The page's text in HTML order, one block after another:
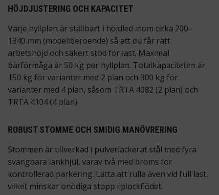
HÖJDJUSTERING OCH KAPACITET
Varje hyllplan är ställbart i höjdled inom cirka 200–
1340 mm (modellberoende) så att du får rätt
arbetshöjd och säkert stöd för last. Maximal
bärförmåga är 50 kg per hyllplan. Totalkapaciteten är
150 kg för varianter med 2 plan och 300 kg för
varianter med 4 plan, såsom TRTA 4082 (2 plan) och
TRTA 4104 (4 plan).
ROBUST STOMME OCH SMIDIG MANÖVRERING
Stommen är tillverkad i pulverlackerat stål med fyra
svängbara länkhjul, varav två med broms för
kontrollerad parkering. Lätta att rulla även vid full last,
vilket minskar onödiga stopp i plockflödet.